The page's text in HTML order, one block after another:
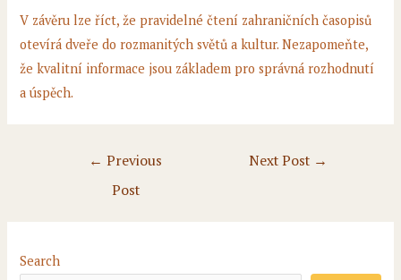
V závěru lze říct, že pravidelné čtení zahraničních časopisů
otevírá dveře do rozmanitých světů a kultur. Nezapomeňte,
že kvalitní informace jsou základem pro správná rozhodnutí
a úspěch.
← Previous
Post
Next Post →
Search